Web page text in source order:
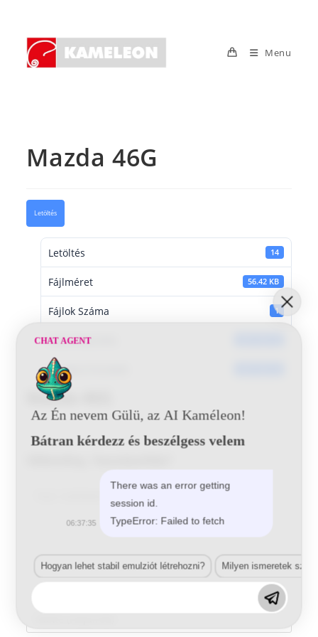
content
Menu
Mazda 46G
Letöltés
Letöltés 14
Fájlméret 56.42 KB
Fájlok Száma 1
Dátumkészítés
Utoljára frissített
Mazda 46G
Enter
your
CHAT AGENT
Az Én nevem Gülü, az AI Kaméleon!
Bátran kérdezz és beszélgess velem
There was an error getting
session id.
TypeError: Failed to fetch
06:37:35
Hogyan lehet stabil emulziót létrehozni? Milyen ismeretek